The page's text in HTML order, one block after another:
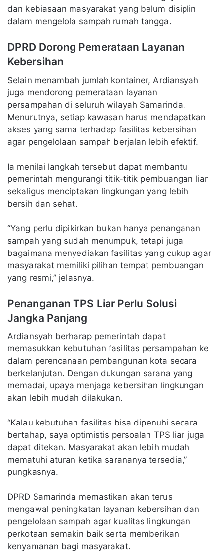
dan kebiasaan masyarakat yang belum disiplin
dalam mengelola sampah rumah tangga.
DPRD Dorong Pemerataan Layanan
Kebersihan
Selain menambah jumlah kontainer, Ardiansyah
juga mendorong pemerataan layanan
persampahan di seluruh wilayah Samarinda.
Menurutnya, setiap kawasan harus mendapatkan
akses yang sama terhadap fasilitas kebersihan
agar pengelolaan sampah berjalan lebih efektif.
Ia menilai langkah tersebut dapat membantu
pemerintah mengurangi titik-titik pembuangan liar
sekaligus menciptakan lingkungan yang lebih
bersih dan sehat.
“Yang perlu dipikirkan bukan hanya penanganan
sampah yang sudah menumpuk, tetapi juga
bagaimana menyediakan fasilitas yang cukup agar
masyarakat memiliki pilihan tempat pembuangan
yang resmi,” jelasnya.
Penanganan TPS Liar Perlu Solusi
Jangka Panjang
Ardiansyah berharap pemerintah dapat
memasukkan kebutuhan fasilitas persampahan ke
dalam perencanaan pembangunan kota secara
berkelanjutan. Dengan dukungan sarana yang
memadai, upaya menjaga kebersihan lingkungan
akan lebih mudah dilakukan.
“Kalau kebutuhan fasilitas bisa dipenuhi secara
bertahap, saya optimistis persoalan TPS liar juga
dapat ditekan. Masyarakat akan lebih mudah
mematuhi aturan ketika sarananya tersedia,”
pungkasnya.
DPRD Samarinda memastikan akan terus
mengawal peningkatan layanan kebersihan dan
pengelolaan sampah agar kualitas lingkungan
perkotaan semakin baik serta memberikan
kenyamanan bagi masyarakat.